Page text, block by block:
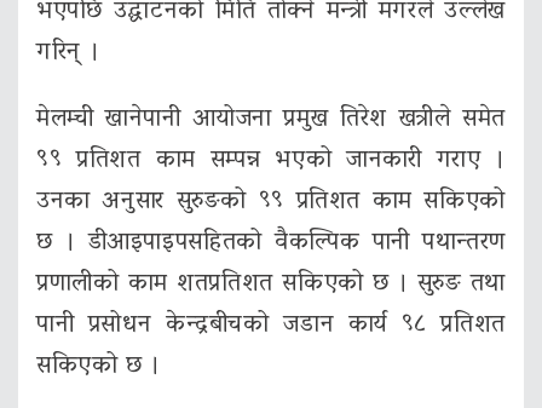
भएपछि उद्घाटनको मिति तोक्ने मन्त्री मगरले उल्लेख
गरिन् ।
मेलम्ची खानेपानी आयोजना प्रमुख तिरेश खत्रीले समेत
९९ प्रतिशत काम सम्पन्न भएको जानकारी गराए ।
उनका अनुसार सुरुङको ९९ प्रतिशत काम सकिएको
छ । डीआइपाइपसहितको वैकल्पिक पानी पथान्तरण
प्रणालीको काम शतप्रतिशत सकिएको छ । सुरुङ तथा
पानी प्रसोधन केन्द्रबीचको जडान कार्य ९८ प्रतिशत
सकिएको छ ।